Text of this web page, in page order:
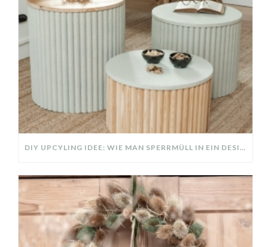
DIY UPCYLING IDEE: WIE MAN SPERRMÜLL IN EIN DESIGNER TEIL VERWANDELT